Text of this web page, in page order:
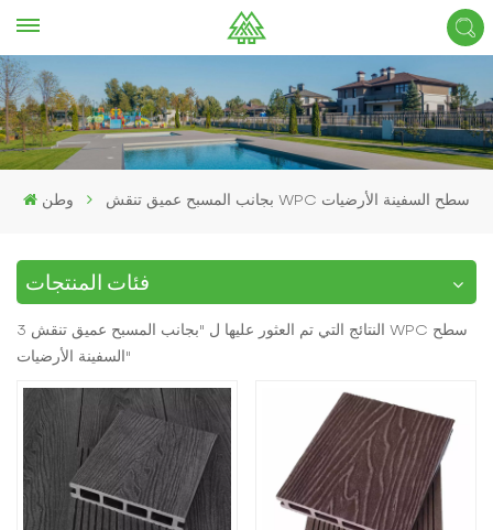
وطن بجانب المسبح عميق تنقش WPC سطح السفينة الأرضيات
فئات المنتجات
3 النتائج التي تم العثور عليها ل "بجانب المسبح عميق تنقش WPC سطح
السفينة الأرضيات"